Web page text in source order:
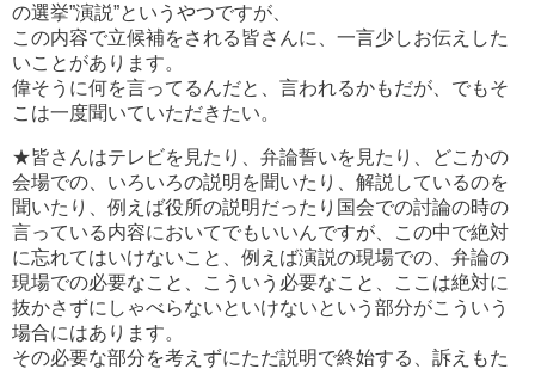
の選挙”演説”というやつですが、
この内容で立候補をされる皆さんに、一言少しお伝えした
いことがあります。
偉そうに何を言ってるんだと、言われるかもだが、でもそ
こは一度聞いていただきたい。
★皆さんはテレビを見たり、弁論誓いを見たり、どこかの
会場での、いろいろの説明を聞いたり、解説しているのを
聞いたり、例えば役所の説明だったり国会での討論の時の
言っている内容においてでもいいんですが、この中で絶対
に忘れてはいけないこと、例えば演説の現場での、弁論の
現場での必要なこと、こういう必要なこと、ここは絶対に
抜かさずにしゃべらないといけないという部分がこういう
場合にはあります。
その必要な部分を考えずにただ説明で終始する、訴えもた